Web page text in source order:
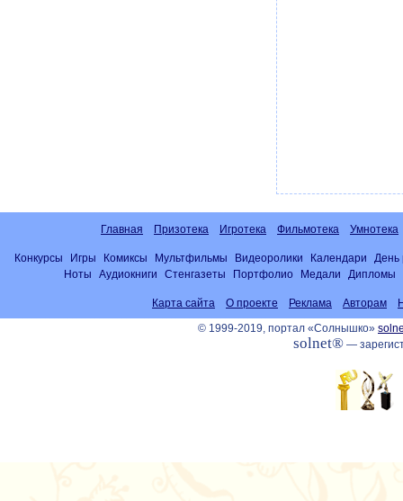
Главная Призотека Игротека Фильмотека Умнотека
Конкурсы Игры Комиксы Мультфильмы Видеоролики Календари
День
Ноты
Аудиокниги Стенгазеты Портфолио Медали Дипломы
Карта сайта О проекте Реклама Авторам
© 1999-2019, портал «Солнышко»
solnet®—